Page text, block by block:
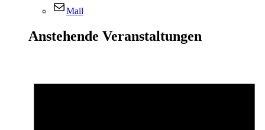
Mail
Anstehende Veranstaltungen